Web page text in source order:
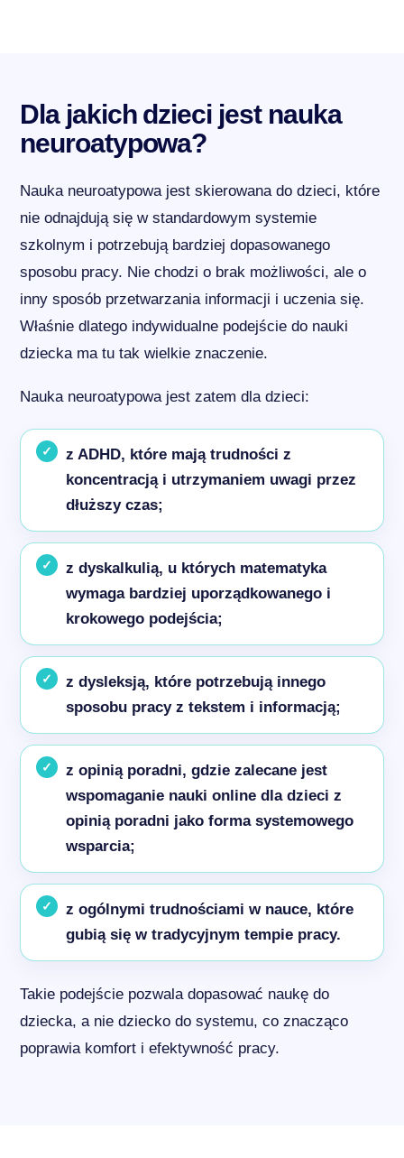
Dla jakich dzieci jest nauka
neuroatypowa?
Nauka neuroatypowa jest skierowana do dzieci, które
nie odnajdują się w standardowym systemie
szkolnym i potrzebują bardziej dopasowanego
sposobu pracy. Nie chodzi o brak możliwości, ale o
inny sposób przetwarzania informacji i uczenia się.
Właśnie dlatego indywidualne podejście do nauki
dziecka ma tu tak wielkie znaczenie.
Nauka neuroatypowa jest zatem dla dzieci:
z ADHD, które mają trudności z
koncentracją i utrzymaniem uwagi przez
dłuższy czas;
z dyskalkulią, u których matematyka
wymaga bardziej uporządkowanego i
krokowego podejścia;
z dysleksją, które potrzebują innego
sposobu pracy z tekstem i informacją;
z opinią poradni, gdzie zalecane jest
wspomaganie nauki online dla dzieci z
opinią poradni jako forma systemowego
wsparcia;
z ogólnymi trudnościami w nauce, które
gubią się w tradycyjnym tempie pracy.
Takie podejście pozwala dopasować naukę do
dziecka, a nie dziecko do systemu, co znacząco
poprawia komfort i efektywność pracy.